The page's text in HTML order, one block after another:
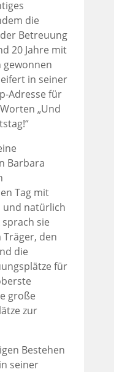
die
Betreuung
20 Jahre mit
in seiner
Adresse für
„Und
Barbara
Tag mit
und natürlich
sie
den
die
für
große
zur
Bestehen
seiner